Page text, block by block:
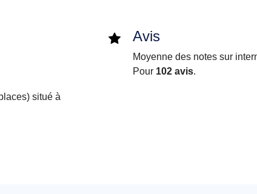
situé à
Avis
Moyenne des notes sur
Pour 102 avis.